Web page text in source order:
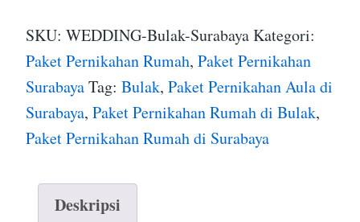
SKU: WEDDING-Bulak-SurabayaKategori:
Paket Pernikahan Rumah, Paket Pernikahan
SurabayaTag: Bulak, Paket Pernikahan Aula di
Surabaya, Paket Pernikahan Rumah di Bulak,
Paket Pernikahan Rumah di Surabaya
Deskripsi